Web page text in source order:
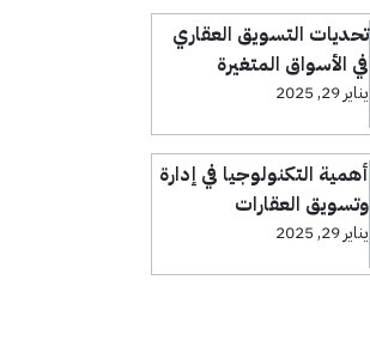
تحديات التسويق العقاري
في الأسواق المتغيرة
يناير 29, 2025
أهمية التكنولوجيا في إدارة
وتسويق العقارات
يناير 29, 2025